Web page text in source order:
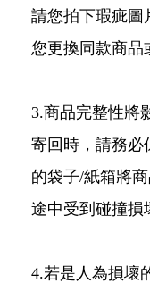
請您拍下瑕疵圖
您更換同款商品
3.商品完整性將
寄回時，請務必
的袋子/紙箱將
途中受到碰撞損
4.若是人為損壞